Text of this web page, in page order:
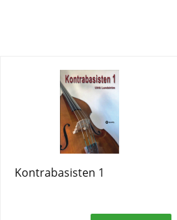
Kontrabasisten 1